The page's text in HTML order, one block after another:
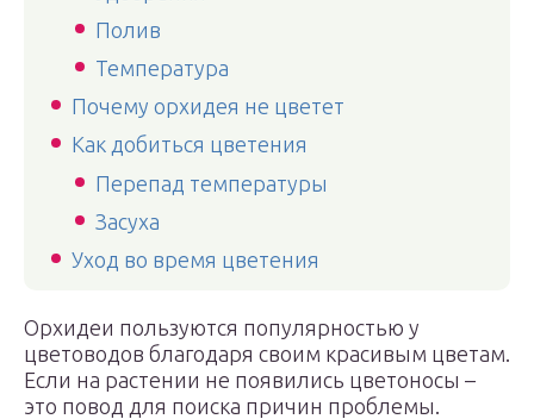
Полив
Температура
Почему орхидея не цветет
Как добиться цветения
Перепад температуры
Засуха
Уход во время цветения
Орхидеи пользуются популярностью у
цветоводов благодаря своим красивым цветам.
Если на растении не появились цветоносы –
это повод для поиска причин проблемы.